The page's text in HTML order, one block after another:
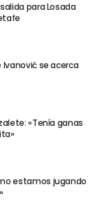
para Losada
Ivanović se acerca
«Tenía ganas
estamos jugando